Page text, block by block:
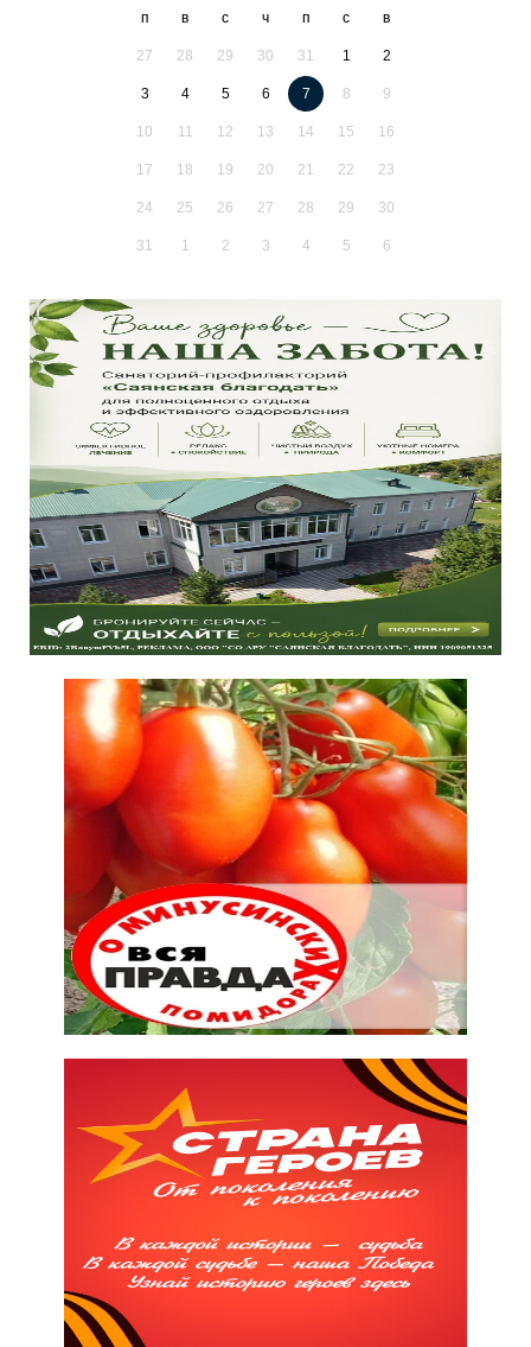
п в с ч п с в
27 28 29 30 31 1 2
3 4 5 6 7 8 9
10 11 12 13 14 15 16
17 18 19 20 21 22 23
24 25 26 27 28 29 30
31 1 2 3 4 5 6